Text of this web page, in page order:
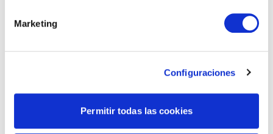
Marketing
Configuraciones
Permitir todas las cookies